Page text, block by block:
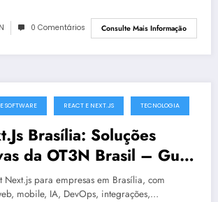
0 Comentários Consulte Mais Informação
SOFTWARE REACT E NEXT.JS TECNOLOGIA
Brasília: Soluções
da OT3N Brasil – Guia
Next.js para empresas em Brasília, com
mobile, IA, DevOps, integrações,…